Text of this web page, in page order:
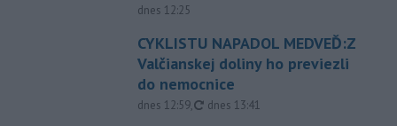
dnes 12:25
CYKLISTU NAPADOL MEDVEĎ:Z
Valčianskej doliny ho previezli
do nemocnice
dnes 12:59, aktualizované
dnes 13:41